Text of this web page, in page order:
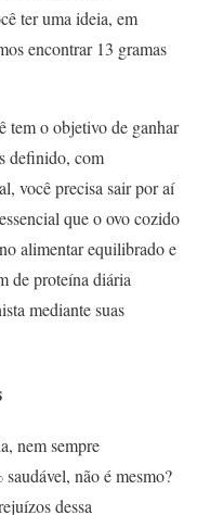
ter uma ideia, em
encontrar 13 gramas
tem o objetivo de ganhar
definido, com
você precisa sair por aí
que o ovo cozido
alimentar equilibrado e
de proteína diária
mediante suas
nem sempre
não é mesmo?
dessa